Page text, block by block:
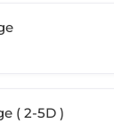
( 2-5D )